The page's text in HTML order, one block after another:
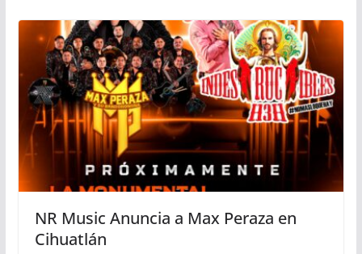
NR Music Anuncia a Max Peraza en
Cihuatlán